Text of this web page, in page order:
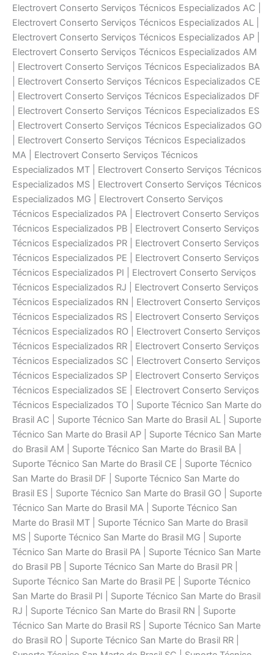
Electrovert Conserto Serviços Técnicos Especializados AC |
Electrovert Conserto Serviços Técnicos Especializados AL |
Electrovert Conserto Serviços Técnicos Especializados AP |
Electrovert Conserto Serviços Técnicos Especializados AM
| Electrovert Conserto Serviços Técnicos Especializados BA
| Electrovert Conserto Serviços Técnicos Especializados CE
| Electrovert Conserto Serviços Técnicos Especializados DF
| Electrovert Conserto Serviços Técnicos Especializados ES
| Electrovert Conserto Serviços Técnicos Especializados GO
| Electrovert Conserto Serviços Técnicos Especializados
MA | Electrovert Conserto Serviços Técnicos
Especializados MT | Electrovert Conserto Serviços Técnicos
Especializados MS | Electrovert Conserto Serviços Técnicos
Especializados MG | Electrovert Conserto Serviços
Técnicos Especializados PA | Electrovert Conserto Serviços
Técnicos Especializados PB | Electrovert Conserto Serviços
Técnicos Especializados PR | Electrovert Conserto Serviços
Técnicos Especializados PE | Electrovert Conserto Serviços
Técnicos Especializados PI | Electrovert Conserto Serviços
Técnicos Especializados RJ | Electrovert Conserto Serviços
Técnicos Especializados RN | Electrovert Conserto Serviços
Técnicos Especializados RS | Electrovert Conserto Serviços
Técnicos Especializados RO | Electrovert Conserto Serviços
Técnicos Especializados RR | Electrovert Conserto Serviços
Técnicos Especializados SC | Electrovert Conserto Serviços
Técnicos Especializados SP | Electrovert Conserto Serviços
Técnicos Especializados SE | Electrovert Conserto Serviços
Técnicos Especializados TO | Suporte Técnico San Marte do
Brasil AC | Suporte Técnico San Marte do Brasil AL | Suporte
Técnico San Marte do Brasil AP | Suporte Técnico San Marte
do Brasil AM | Suporte Técnico San Marte do Brasil BA |
Suporte Técnico San Marte do Brasil CE | Suporte Técnico
San Marte do Brasil DF | Suporte Técnico San Marte do
Brasil ES | Suporte Técnico San Marte do Brasil GO | Suporte
Técnico San Marte do Brasil MA | Suporte Técnico San
Marte do Brasil MT | Suporte Técnico San Marte do Brasil
MS | Suporte Técnico San Marte do Brasil MG | Suporte
Técnico San Marte do Brasil PA | Suporte Técnico San Marte
do Brasil PB | Suporte Técnico San Marte do Brasil PR |
Suporte Técnico San Marte do Brasil PE | Suporte Técnico
San Marte do Brasil PI | Suporte Técnico San Marte do Brasil
RJ | Suporte Técnico San Marte do Brasil RN | Suporte
Técnico San Marte do Brasil RS | Suporte Técnico San Marte
do Brasil RO | Suporte Técnico San Marte do Brasil RR |